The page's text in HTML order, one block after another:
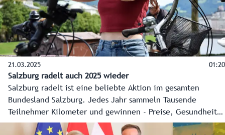
und Angelpunkt der Kommunikation sind die
Landeswebsite, die Land Salzburg App inklusive
Sofortnachrichten für die Bezirke und auch der Land
Salzburg Ticker sowie die Social-Media-Kanäle des Landes.
21.03.2025 01:20
Salzburg radelt auch 2025 wieder
Salzburg radelt ist eine beliebte Aktion im gesamten
Bundesland Salzburg. Jedes Jahr sammeln Tausende
Teilnehmer Kilometer und gewinnen - Preise, Gesundheit
und Lebensqualität.